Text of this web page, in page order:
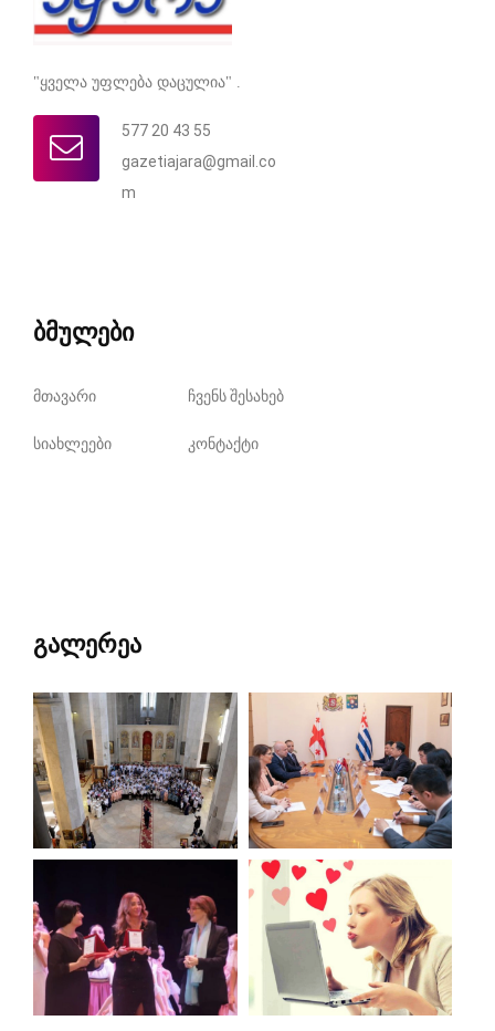
"ყველა უფლება დაცულია" .
577 20 43 55
gazetiajara@gmail.co
m
ბმულები
მთავარი ჩვენს შესახებ
სიახლეები კონტაქტი
გალერეა